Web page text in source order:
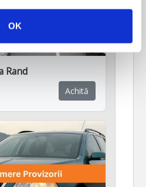
OK
Rand
Achită